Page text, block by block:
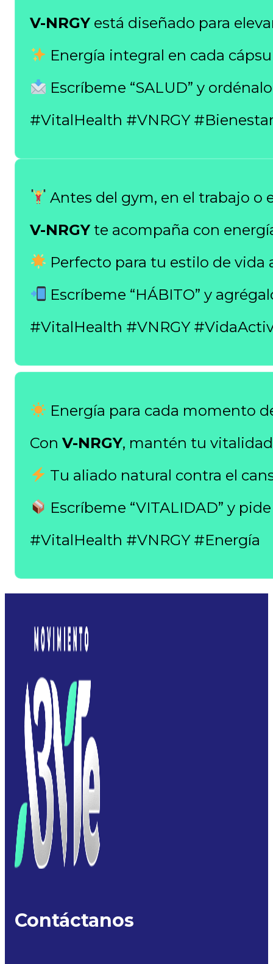
V-NRGY está diseñado para
Energía integral en cada
Escríbeme “SALUD” y
#VitalHealth #VNRGY
Antes del gym, en el trabajo o
V-NRGY te acompaña con
Perfecto para tu estilo de vida
Escríbeme “HÁBITO” y
#VitalHealth #VNRGY
Energía para cada momento
Con V-NRGY, mantén tu
Tu aliado natural contra el
Escríbeme “VITALIDAD” y
#VitalHealth #VNRGY #Energía
Contáctanos